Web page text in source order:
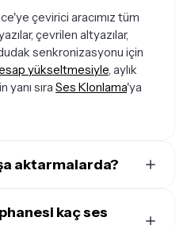
çevirici aracımız tüm
çevrilen altyazılar,
senkronizasyonu için
yükseltmesiyle, aylık
yanı sıra Ses Klonlama'ya
aktarmalarda?
to English tool — will have
kaç ses